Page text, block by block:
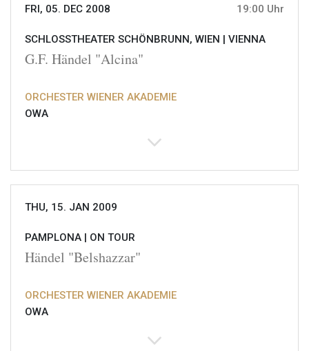
FRI, 05. DEC 2008 19:00 Uhr
SCHLOSSTHEATER SCHÖNBRUNN, WIEN | VIENNA
G.F. Händel "Alcina"
ORCHESTER WIENER AKADEMIE
OWA
THU, 15. JAN 2009
PAMPLONA | ON TOUR
Händel "Belshazzar"
ORCHESTER WIENER AKADEMIE
OWA